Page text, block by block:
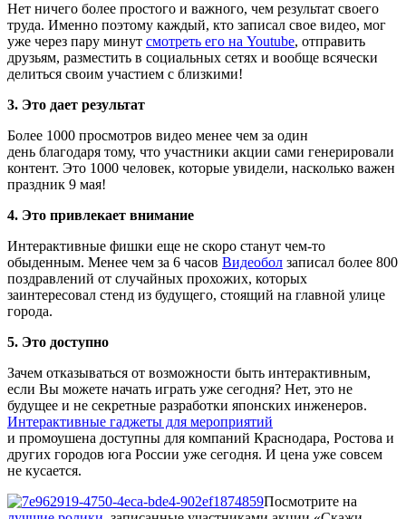
Нет ничего более простого и важного, чем результат своего
труда. Именно поэтому каждый, кто записал свое видео, мог
уже через пару минут смотреть его на Youtube, отправить
друзьям, разместить в социальных сетях и вообще всячески
делиться своим участием с близкими!
3. Это дает результат
Более 1000 просмотров видео менее чем за один
день благодаря тому, что участники акции сами генерировали
контент. Это 1000 человек, которые увидели, насколько важен
праздник 9 мая!
4. Это привлекает внимание
Интерактивные фишки еще не скоро станут чем-то
обыденным. Менее чем за 6 часов Видеобол записал более 800
поздравлений от случайных прохожих, которых
заинтересовал стенд из будущего, стоящий на главной улице
города.
5. Это доступно
Зачем отказываться от возможности быть интерактивным,
если Вы можете начать играть уже сегодня? Нет, это не
будущее и не секретные разработки японских инженеров.
Интерактивные гаджеты для мероприятий
и промоушена доступны для компаний Краснодара, Ростова и
других городов юга России уже сегодня. И цена уже совсем
не кусается.
Посмотрите на